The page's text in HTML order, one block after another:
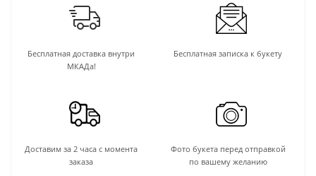
Бесплатная доставка внутри
МКАДа!
Бесплатная записка к букету
Доставим за 2 часа с момента
заказа
Фото букета перед отправкой
по вашему желанию